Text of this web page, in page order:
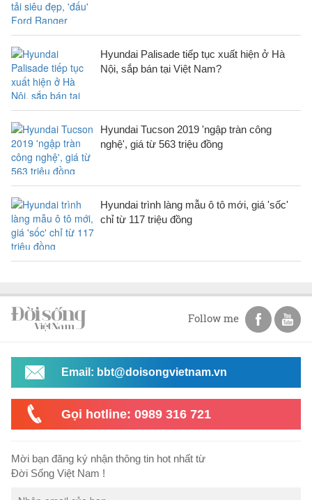
Hyundai Palisade tiếp tục xuất hiện ở Hà
Nội, sắp bán tại Việt Nam?
Hyundai Tucson 2019 'ngập tràn công
nghệ', giá từ 563 triệu đồng
Hyundai trình làng mẫu ô tô mới, giá 'sốc'
chỉ từ 117 triệu đồng
Follow me
Email: bbt@doisongvietnam.vn
Gọi hotline: 0989 316 721
Mời bạn đăng ký nhận thông tin hot nhất từ
Đời Sống Việt Nam !